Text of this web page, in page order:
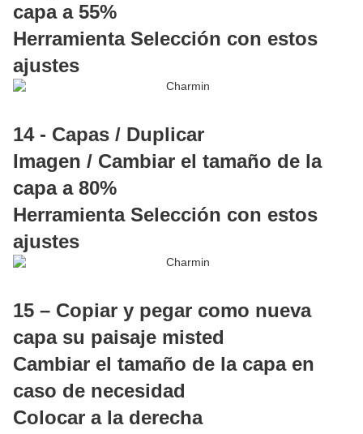
capa a 55%
Herramienta Selección con estos
ajustes
14 - Capas / Duplicar
Imagen / Cambiar el tamaño de la
capa a 80%
Herramienta Selección con estos
ajustes
15 – Copiar y pegar como nueva
capa su paisaje misted
Cambiar el tamaño de la capa en
caso de necesidad
Colocar a la derecha